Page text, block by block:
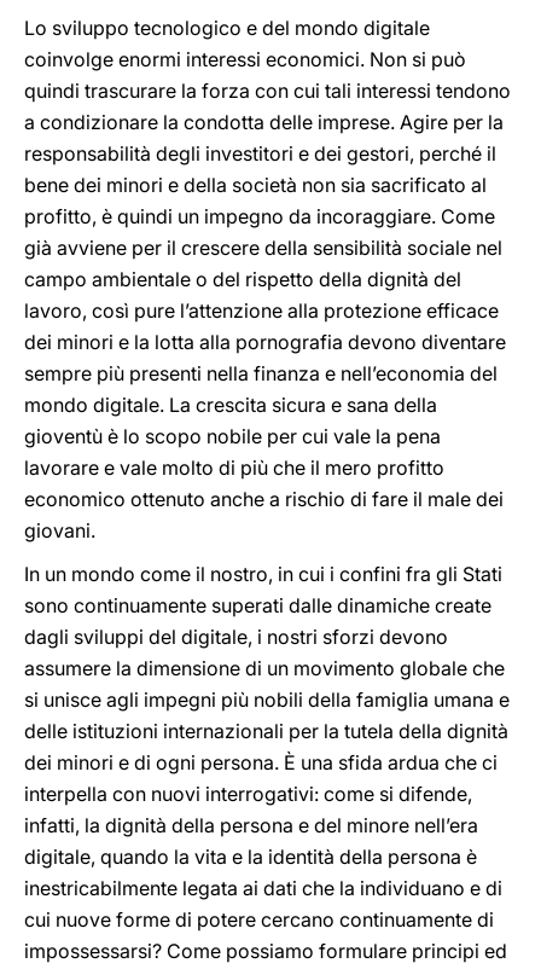
Lo sviluppo tecnologico e del mondo digitale
coinvolge enormi interessi economici. Non si può
quindi trascurare la forza con cui tali interessi tendono
a condizionare la condotta delle imprese. Agire per la
responsabilità degli investitori e dei gestori, perché il
bene dei minori e della società non sia sacrificato al
profitto, è quindi un impegno da incoraggiare. Come
già avviene per il crescere della sensibilità sociale nel
campo ambientale o del rispetto della dignità del
lavoro, così pure l’attenzione alla protezione efficace
dei minori e la lotta alla pornografia devono diventare
sempre più presenti nella finanza e nell’economia del
mondo digitale. La crescita sicura e sana della
gioventù è lo scopo nobile per cui vale la pena
lavorare e vale molto di più che il mero profitto
economico ottenuto anche a rischio di fare il male dei
giovani.
In un mondo come il nostro, in cui i confini fra gli Stati
sono continuamente superati dalle dinamiche create
dagli sviluppi del digitale, i nostri sforzi devono
assumere la dimensione di un movimento globale che
si unisce agli impegni più nobili della famiglia umana e
delle istituzioni internazionali per la tutela della dignità
dei minori e di ogni persona. È una sfida ardua che ci
interpella con nuovi interrogativi: come si difende,
infatti, la dignità della persona e del minore nell’era
digitale, quando la vita e la identità della persona è
inestricabilmente legata ai dati che la individuano e di
cui nuove forme di potere cercano continuamente di
impossessarsi? Come possiamo formulare principi ed